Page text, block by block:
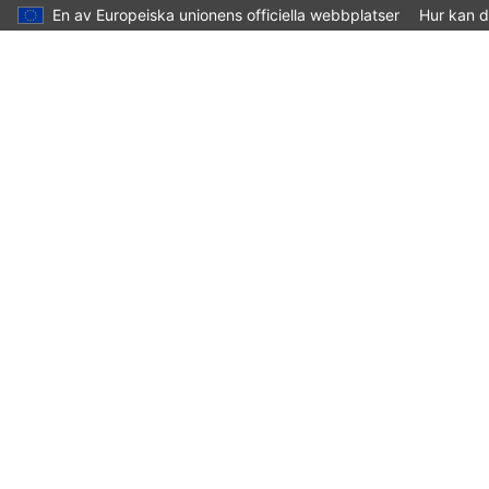
En av Europeiska unionens officiella webbplatser Hur kan